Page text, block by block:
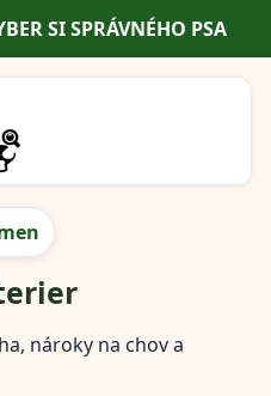
SI SPRÁVNÉHO PSA
nároky na chov a